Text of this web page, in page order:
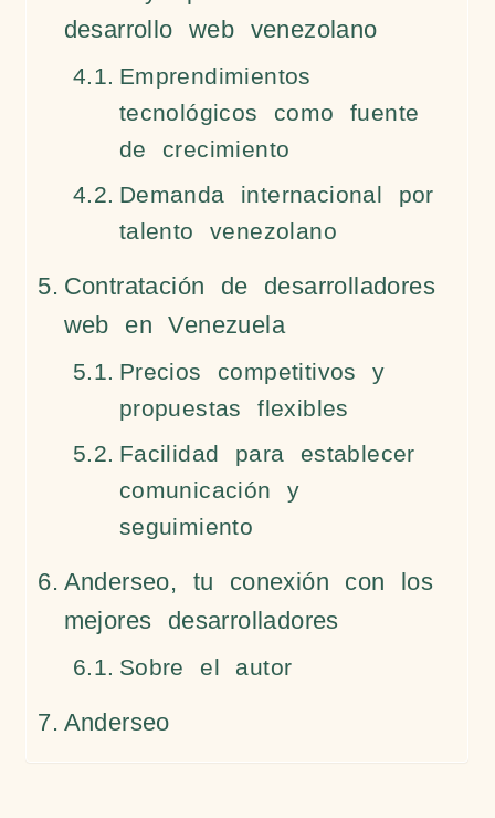
desarrollo web venezolano
Emprendimientos
tecnológicos como fuente
de crecimiento
Demanda internacional por
talento venezolano
Contratación de desarrolladores
web en Venezuela
Precios competitivos y
propuestas flexibles
Facilidad para establecer
comunicación y
seguimiento
Anderseo, tu conexión con los
mejores desarrolladores
Sobre el autor
Anderseo